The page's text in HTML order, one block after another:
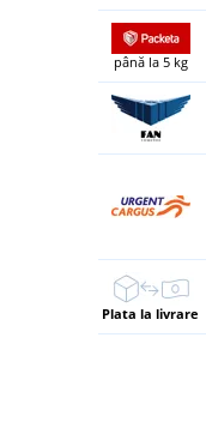
până la 5 kg
Plata la livrare